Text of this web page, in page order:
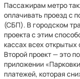
Пассажирам метро
оплачивать проезд с
(СБП). В городском
проекта с этим
кассах всех
Второй проект — это
приложении
платежей, которая